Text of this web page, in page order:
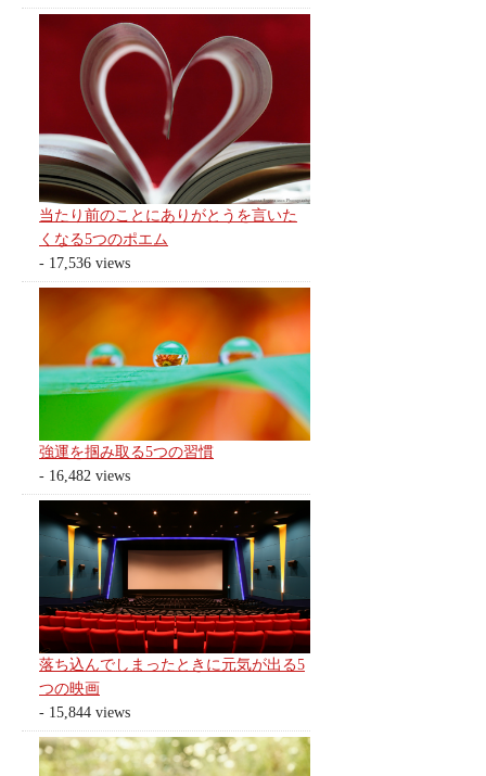
当たり前のことにありがとうを言いた
くなる5つのポエム
- 17,536 views
強運を掴み取る5つの習慣
- 16,482 views
落ち込んでしまったときに元気が出る5
つの映画
- 15,844 views